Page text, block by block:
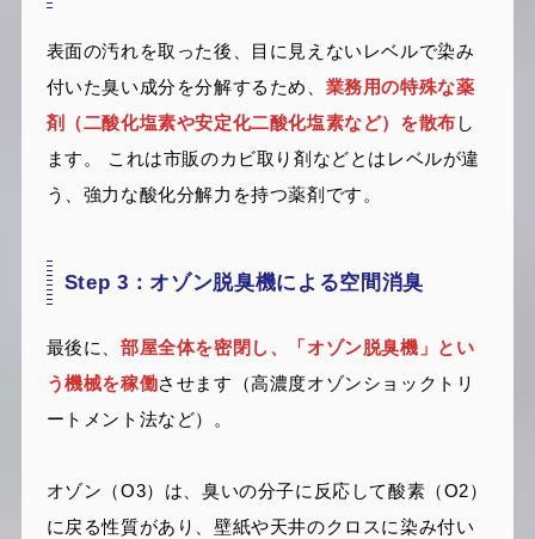
表面の汚れを取った後、目に見えないレベルで染み
付いた臭い成分を分解するため、 業務用の特殊な薬
剤（二酸化塩素や安定化二酸化塩素など）を散布 し
ます。 これは市販のカビ取り剤などとはレベルが違
う、強力な酸化分解力を持つ薬剤です。
Step 3：オゾン脱臭機による空間消臭
最後に、 部屋全体を密閉し、「オゾン脱臭機」とい
う機械を稼働させます（高濃度オゾンショックトリ
ートメント法など）。
オゾン（O3）は、臭いの分子に反応して酸素（O2）
に戻る性質があり、壁紙や天井のクロスに染み付い